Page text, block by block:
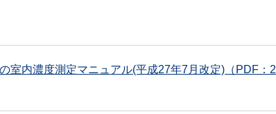
室内濃度測定マニュアル(平成27年7月改定)（PDF：